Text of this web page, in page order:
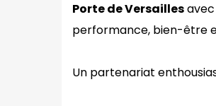
Porte de Versailles
performance, bien-être
Un partenariat